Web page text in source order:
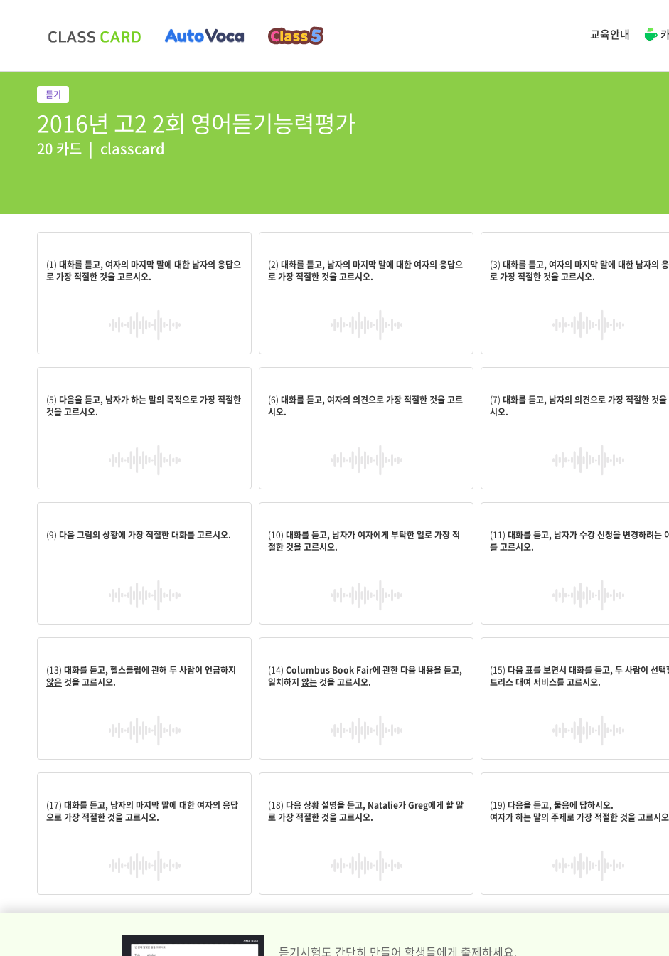
교육안내
2016년 고2 2회 영어듣기능력평가
20 카드 | classcard
(1) 대화를 듣고, 여자의 마지막 말에 대한 남자의 응답으
로 가장 적절한 것을 고르시오.
(2) 대화를 듣고, 남자의 마지막 말에 대한 여자의 응답으
로 가장 적절한 것을 고르시오.
(3) 대화를 듣고, 여자의 마지막 말에 대한 남자의
로 가장 적절한 것을 고르시오.
(5) 다음을 듣고, 남자가 하는 말의 목적으로 가장 적절한
것을 고르시오.
(6) 대화를 듣고, 여자의 의견으로 가장 적절한 것을 고르
시오.
(7) 대화를 듣고, 남자의 의견으로 가장 적절한 것
시오.
(9) 다음 그림의 상황에 가장 적절한 대화를 고르시오. (10) 대화를 듣고, 남자가 여자에게 부탁한 일로 가장 적
절한 것을 고르시오.
(11) 대화를 듣고, 남자가 수강 신청을 변경하려는
를 고르시오.
(13) 대화를 듣고, 헬스클럽에 관해 두 사람이 언급하지
않은것을 고르시오.
(14) Columbus Book Fair에 관한 다음 내용을 듣고,
일치하지 않는것을 고르시오.
(15) 다음 표를 보면서 대화를 듣고, 두 사람이 선택
트리스 대여 서비스를 고르시오.
(17) 대화를 듣고, 남자의 마지막 말에 대한 여자의 응답
으로 가장 적절한 것을 고르시오.
(18) 다음 상황 설명을 듣고, Natalie가 Greg에게 할 말
로 가장 적절한 것을 고르시오.
(19) 다음을 듣고, 물음에 답하시오.
여자가 하는 말의 주제로 가장 적절한 것을 고르시
듣기시험도 간단히 만들어 학생들에게 출제하세요.